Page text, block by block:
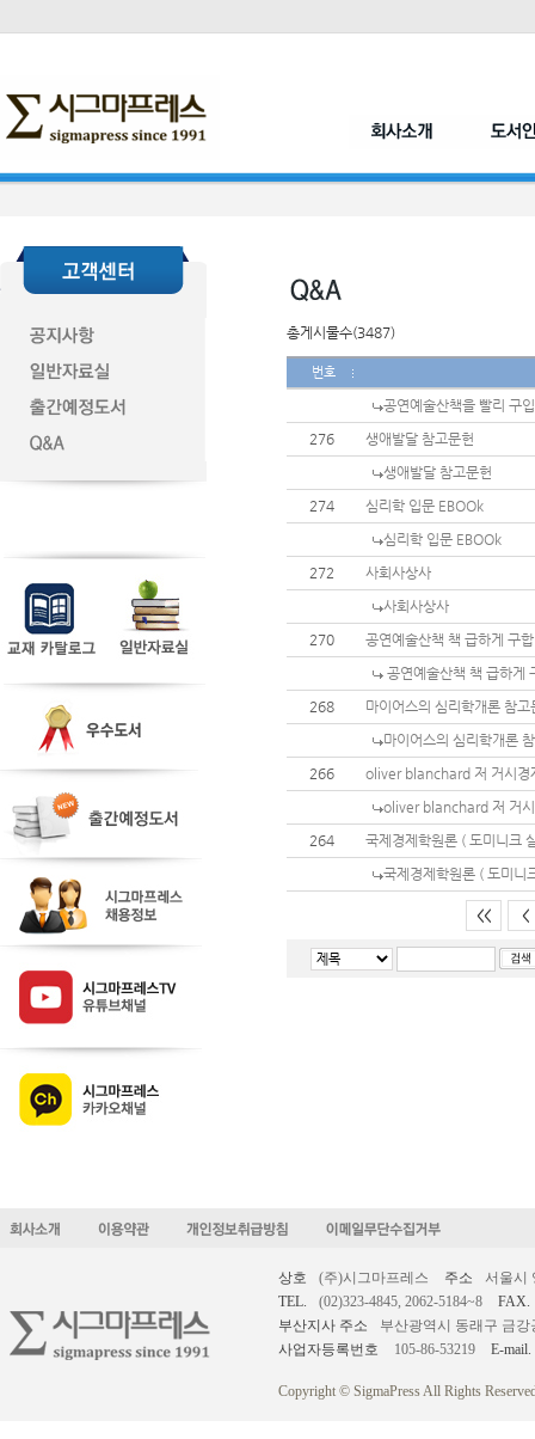
총게시물수(3487)
번호
공연예술산책을 빨리 구
276
생애발달 참고문헌
생애발달 참고문헌
274
심리학 입문 EBOOk
심리학 입문 EBOOk
272
사회사상사
사회사상사
270
공연예술산책 책 급하게 구
공연예술산책 책 급하게
268
마이어스의 심리학개론 참고
마이어스의 심리학개론
266
oliver blanchard 저 거시경
oliver blanchard 저 거시
264
국제경제학원론 ( 도미니크
국제경제학원론 ( 도미니
<< <
상호 (주)시그마프레스 주소
서울시
TEL.
(02)323-4845, 2062-5184~8
FAX.
부산지사 주소
부산광역시 동래구 금강
사업자등록번호
105-86-53219 E-mail.
Copyright © SigmaPress All Rights